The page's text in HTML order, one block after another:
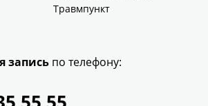
Травмпункт
запись по телефону: